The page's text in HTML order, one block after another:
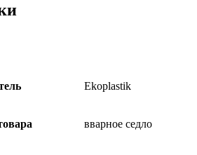
Ekoplastik
вварное седло